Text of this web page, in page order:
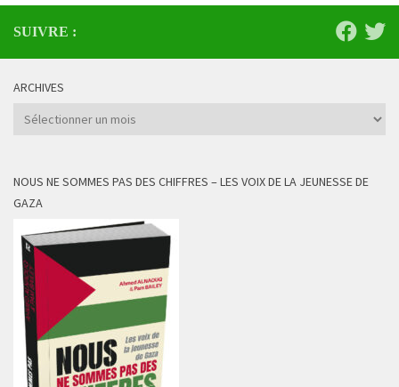
SUIVRE :
ARCHIVES
Archives
NOUS NE SOMMES PAS DES CHIFFRES – LES VOIX DE LA JEUNESSE DE
GAZA